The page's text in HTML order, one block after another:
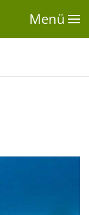
Menü